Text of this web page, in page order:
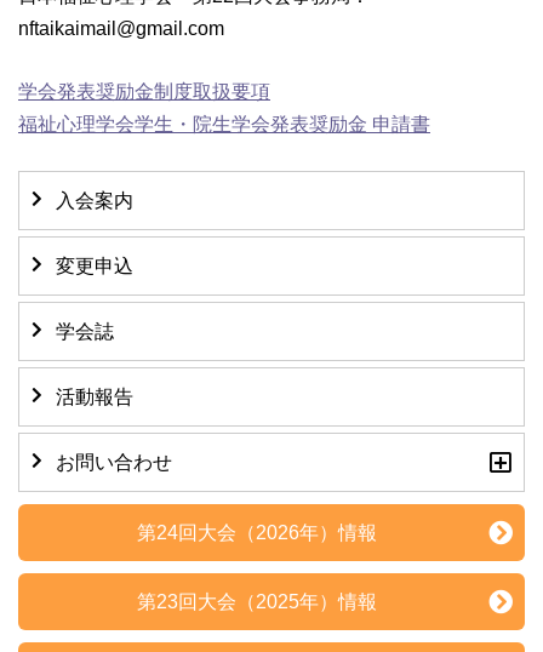
nftaikaimail@gmail.com
学会発表奨励金制度取扱要項
福祉心理学会学生・院生学会発表奨励金 申請書
入会案内
変更申込
学会誌
活動報告
お問い合わせ
第24回大会（2026年）情報
第23回大会（2025年）情報